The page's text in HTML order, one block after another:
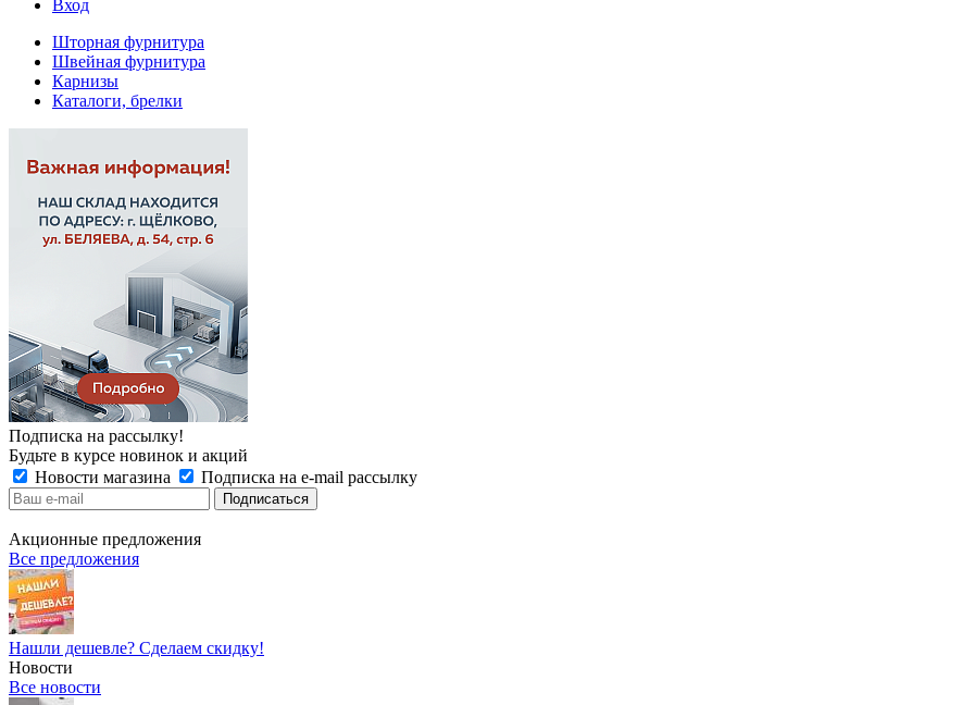
Вход
Шторная фурнитура
Швейная фурнитура
Карнизы
Каталоги, брелки
Подписка на рассылку!
Будьте в курсе новинок и акций
Новости магазина
Подписка на e-mail рассылку
Акционные предложения
Все предложения
Нашли дешевле? Сделаем скидку!
Новости
Все новости